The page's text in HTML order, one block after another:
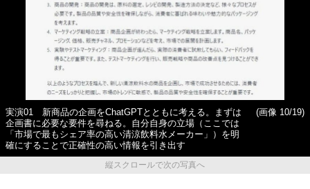
実演01 新商品の企画をChatGPTとともに考える。まずは
企画書に必要な要件を尋ねる。自分自身の立場（ここでは
「市場で最もシェア率の高い清涼飲料水メーカー」）を明
確にすることで正確性の高い情報を引き出す
(画像 10/19)
縦スクロールで次の写真へ